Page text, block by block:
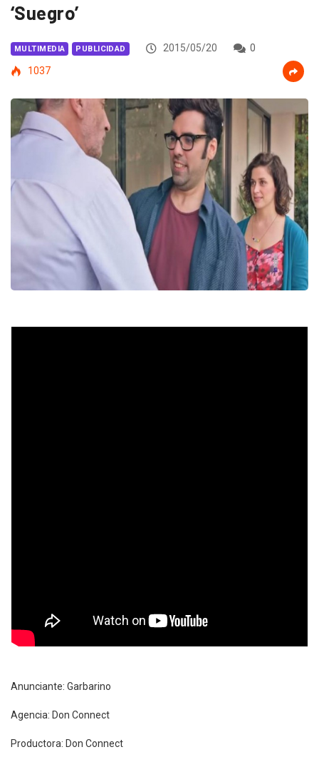
‘Suegro’
MULTIMEDIA PUBLICIDAD 2015/05/20
0
1037
Anunciante: Garbarino
Agencia: Don Connect
Productora: Don Connect